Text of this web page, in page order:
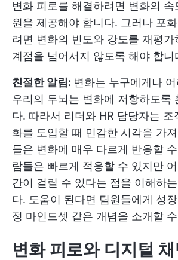
변화 피로를 해결하려면 변화의 속
원을 제공해야 합니다. 그러나 포
려면 변화의 빈도와 강도를 재평
계점을 넘어서지 않도록 해야 합니
친절한 알림: 변화는 누구에게나
우리의 두뇌는 변화에 저항하도록
다. 따라서 리더와 HR 담당자는 조
화를 도입할 때 민감한 시각을 가
들은 변화에 매우 다르게 반응할
람들은 빠르게 적응할 수 있지만
간이 걸릴 수 있다는 점을 이해하
다. 도움이 된다면 팀원들에게 성
정 마인드셋 같은 개념을 소개할
변화 피로와 디지털